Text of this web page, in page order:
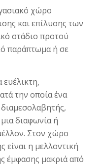
χώρο
και επίλυσης των
στάδιο προτού
παράπτωμα ή σε
την οποία ένα
διαφωνία ή
Στον χώρο
είναι η μελλοντική
έμφασης μακριά από